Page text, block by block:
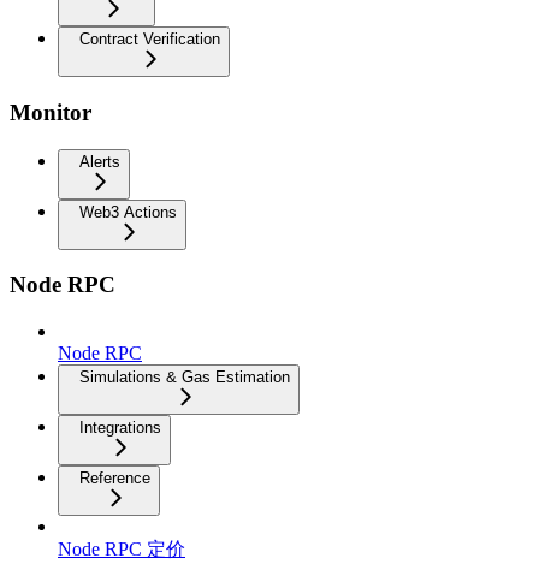
Contract Verification
Monitor
Alerts
Web3 Actions
Node RPC
Node RPC
Simulations & Gas Estimation
Integrations
Reference
Node RPC 定价